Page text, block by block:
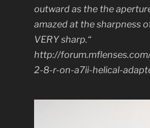
outward as the the
amazed at the sharpness
VERY sharp.“
http://
2-8-r-on-a7ii-helical-